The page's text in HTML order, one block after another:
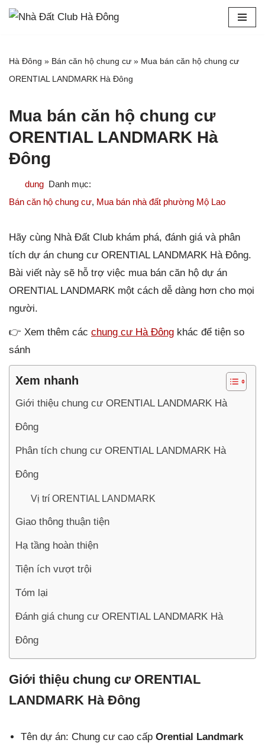
Hà Đông » Bán căn hộ chung cư » Mua bán căn hộ chung cư
ORENTIAL LANDMARK Hà Đông
Mua bán căn hộ chung cư
ORENTIAL LANDMARK Hà
Đông
dung
Bán căn hộ chung cư, Mua bán nhà đất phường Mộ Lao
Hãy cùng Nhà Đất Club khám phá, đánh giá và phân
tích dự án chung cư ORENTIAL LANDMARK Hà Đông.
Bài viết này sẽ hỗ trợ việc mua bán căn hộ dự án
ORENTIAL LANDMARK một cách dễ dàng hơn cho mọi
người.
👉 Xem thêm các chung cư Hà Đông khác để tiện so
sánh
Xem nhanh
Giới thiệu chung cư ORENTIAL LANDMARK Hà
Đông
Phân tích chung cư ORENTIAL LANDMARK Hà
Đông
Vị trí ORENTIAL LANDMARK
Giao thông thuận tiện
Hạ tầng hoàn thiện
Tiện ích vượt trội
Tóm lại
Đánh giá chung cư ORENTIAL LANDMARK Hà
Đông
Giới thiệu chung cư ORENTIAL
LANDMARK Hà Đông
Tên dự án: Chung cư cao cấp Orential Landmark